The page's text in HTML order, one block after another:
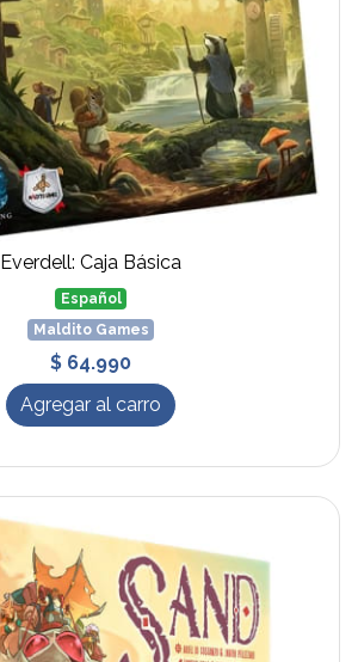
Everdell: Caja Básica
Español
Maldito Games
$ 64.990
Agregar al carro